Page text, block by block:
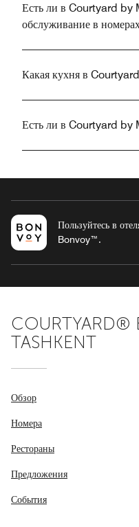
Есть ли в Courtyard by
обслуживание в
Какая кухня в
Есть ли в Courtyard by
Пользуйтесь в
Bonvoy™.
COURTYARD®
TASHKENT
Обзор
Номера
Рестораны
Предложения
События